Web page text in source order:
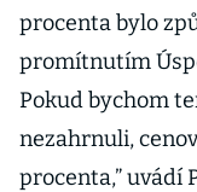
procenta bylo
promítnutím
Pokud bychom
nezahrnuli,
procenta,” uvádí